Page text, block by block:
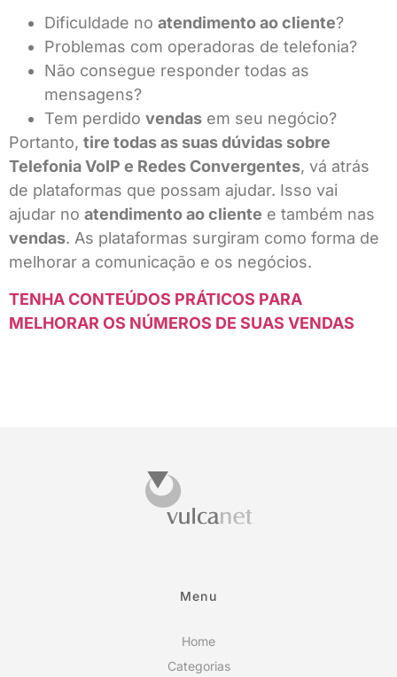
Dificuldade no atendimento ao cliente?
Problemas com operadoras de telefonia?
Não consegue responder todas as
mensagens?
Tem perdido vendas em seu negócio?
Portanto, tire todas as suas dúvidas sobre
Telefonia VoIP e Redes Convergentes, vá atrás
de plataformas que possam ajudar. Isso vai
ajudar no atendimento ao cliente e também nas
vendas. As plataformas surgiram como forma de
melhorar a comunicação e os negócios.
TENHA CONTEÚDOS PRÁTICOS PARA
MELHORAR OS NÚMEROS DE SUAS VENDAS
Menu
Home
Categorias